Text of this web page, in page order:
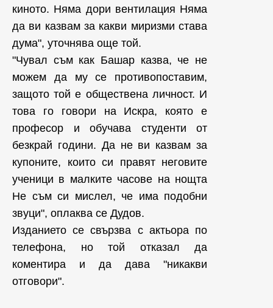
киното. Няма дори вентилация Няма
да ви казвам за какви миризми става
дума", уточнява още той.
"Чувал съм как Башар казва, че не
можем да му се противопоставим,
защото той е обществена личност. И
това го говори на Искра, която е
професор и обучава студенти от
безкрай години. Да не ви казвам за
купоните, които си правят неговите
ученици в малките часове на нощта
Не съм си мислел, че има подобни
звуци", оплаква се Дудов.
Изданието се свързва с актьора по
телефона, но той отказал да
коментира и да дава "никакви
отговори".